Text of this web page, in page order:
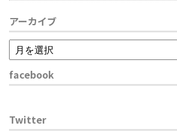
アーカイブ
facebook
Twitter